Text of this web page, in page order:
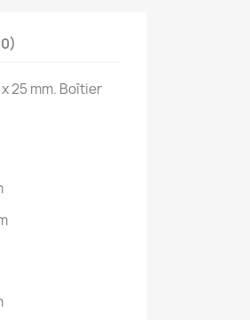
25 mm. Boîtier